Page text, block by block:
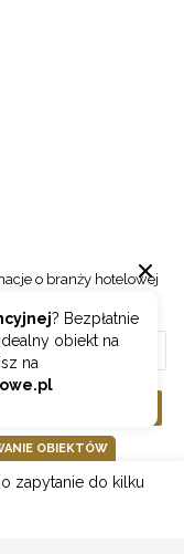
? Bezpłatnie
obiekt na
na
o branży hotelowej
SP.K.
OBIEKTÓW
zapytanie do kilku